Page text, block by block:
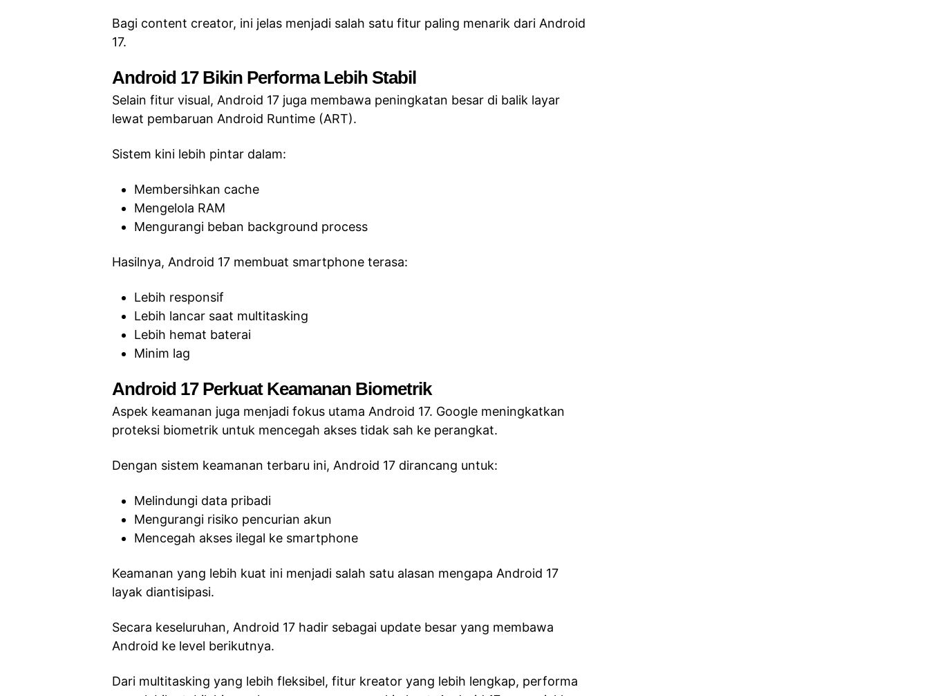
Bagi content creator, ini jelas menjadi salah satu fitur paling menarik dari Android
17.
Android 17 Bikin Performa Lebih Stabil
Selain fitur visual, Android 17 juga membawa peningkatan besar di balik layar
lewat pembaruan Android Runtime (ART).
Sistem kini lebih pintar dalam:
Membersihkan cache
Mengelola RAM
Mengurangi beban background process
Hasilnya, Android 17 membuat smartphone terasa:
Lebih responsif
Lebih lancar saat multitasking
Lebih hemat baterai
Minim lag
Android 17 Perkuat Keamanan Biometrik
Aspek keamanan juga menjadi fokus utama Android 17. Google meningkatkan
proteksi biometrik untuk mencegah akses tidak sah ke perangkat.
Dengan sistem keamanan terbaru ini, Android 17 dirancang untuk:
Melindungi data pribadi
Mengurangi risiko pencurian akun
Mencegah akses ilegal ke smartphone
Keamanan yang lebih kuat ini menjadi salah satu alasan mengapa Android 17
layak diantisipasi.
Secara keseluruhan, Android 17 hadir sebagai update besar yang membawa
Android ke level berikutnya.
Dari multitasking yang lebih fleksibel, fitur kreator yang lebih lengkap, performa